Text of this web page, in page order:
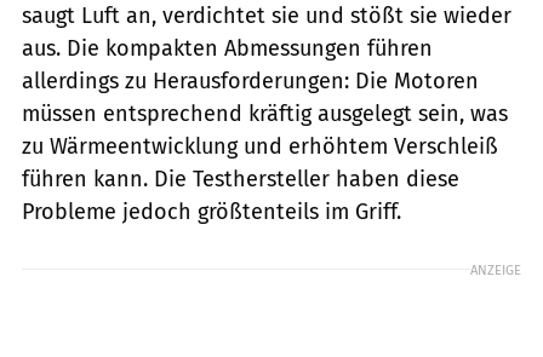
saugt Luft an, verdichtet sie und stößt sie wieder
aus. Die kompakten Abmessungen führen
allerdings zu Herausforderungen: Die Motoren
müssen entsprechend kräftig ausgelegt sein, was
zu Wärmeentwicklung und erhöhtem Verschleiß
führen kann. Die Testhersteller haben diese
Probleme jedoch größtenteils im Griff.
ANZEIGE